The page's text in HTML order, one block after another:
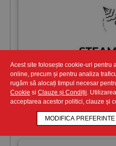
Acest site folosește cookie-uri pentru
online, precum și pentru analiza
rugăm să alocați timpul necesar
Cookie si Clauze și Condiții .
acceptarea acestor politici, clauze și
MODIFICA PREFERINTE
STEAM.Maxi
Puterea aburului sta in